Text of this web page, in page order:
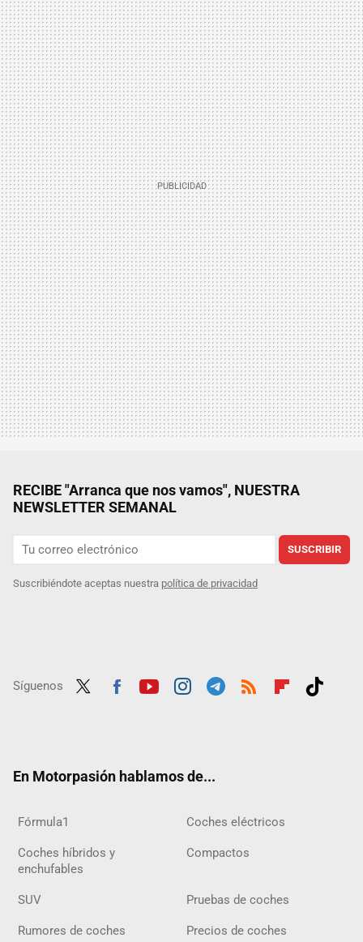
RECIBE "Arranca que nos vamos", NUESTRA
NEWSLETTER SEMANAL
SUSCRIBIR
Suscribiéndote aceptas nuestra política de privacidad
Síguenos
En Motorpasión hablamos de...
Fórmula1 Coches eléctricos
Coches híbridos y
enchufables
Compactos
SUV Pruebas de coches
Rumores de coches Precios de coches